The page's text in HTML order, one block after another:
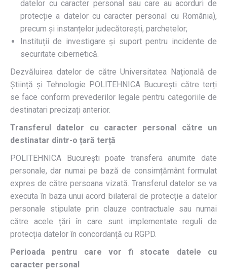
datelor cu caracter personal sau care au acorduri de
protecție a datelor cu caracter personal cu România),
precum și instanțelor judecătorești, parchetelor;
Instituții de investigare și suport pentru incidente de
securitate cibernetică.
Dezvăluirea datelor de către Universitatea Națională de
Știință și Tehnologie POLITEHNICA București către terți
se face conform prevederilor legale pentru categoriile de
destinatari precizați anterior.
Transferul datelor cu caracter personal către un
destinatar dintr-o țară terță
POLITEHNICA București poate transfera anumite date
personale, dar numai pe bază de consimțământ formulat
expres de către persoana vizată. Transferul datelor se va
executa în baza unui acord bilateral de protecție a datelor
personale stipulate prin clauze contractuale sau numai
către acele țări în care sunt implementate reguli de
protecția datelor în concordanță cu RGPD.
Perioada pentru care vor fi stocate datele cu
caracter personal